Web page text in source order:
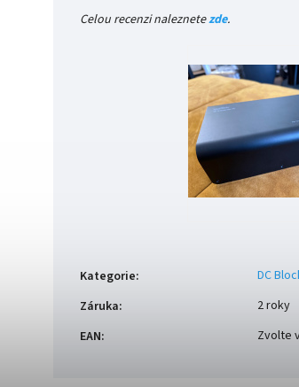
Celou recenzi naleznetezde.
Kategorie:
DC
Záruka:
2 roky
EAN: Zvolte